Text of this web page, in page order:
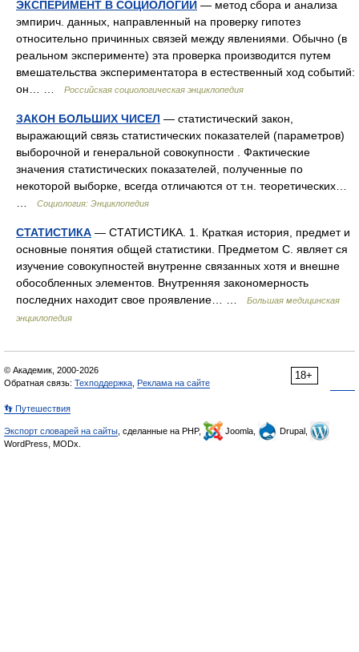
ЭКСПЕРИМЕНТ В СОЦИОЛОГИИ — метод сбора и анализа
эмпирич. данных, направленный на проверку гипотез
относительно причинных связей между явлениями. Обычно (в
реальном эксперименте) эта проверка производится путем
вмешательства экспериментатора в естественный ход событий:
он… …
Российская социологическая энциклопедия
ЗАКОН БОЛЬШИХ ЧИСЕЛ — статистический закон,
выражающий связь статистических показателей (параметров)
выборочной и генеральной совокупности . Фактические
значения статистических показателей, полученные по
некоторой выборке, всегда отличаются от т.н. теоретических…
Социология: Энциклопедия
СТАТИСТИКА — СТАТИСТИКА. 1. Краткая история, предмет и
основные понятия общей статистики. Предметом С. являет ся
изучение совокупностей внутренне связанных хотя и внешне
обособленных элементов. Внутренняя закономерность
последних находит свое проявление… …
Большая медицинская
энциклопедия
18+
© Академик, 2000-2026
Обратная связь: Техподдержка Реклама на сайте
👣 Путешествия
Экспорт словарей на сайты , сделанные на PHP, Joomla,
Drupal,
WordPress, MODx.